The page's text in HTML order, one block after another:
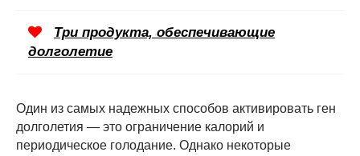
Три продукта, обеспечивающие
долголетие
Один из самых надежных способов активировать ген
долголетия — это ограничение калорий и
периодическое голодание. Однако некоторые